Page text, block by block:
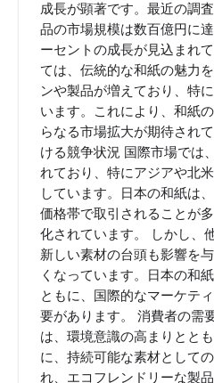
成長が顕著です。最近の調
品の市場規模は数百億円に
ーセントの成長が見込まれ
ては、伝統的な和紙の魅力
ンや製品が増えており、特
います。これにより、和紙
らなる市場拡大が期待され
ける競争状況 国際市場では
れており、特にアジアや北
しています。日本の和紙は
価格帯で取引されることが
化されています。 しかし、
新しい素材の台頭も影響を
くなっています。日本の和
ともに、国際的なマーケテ
要があります。 消費者の需
は、環境意識の高まりとと
に、持続可能な素材として
れ、エコフレンドリーな製